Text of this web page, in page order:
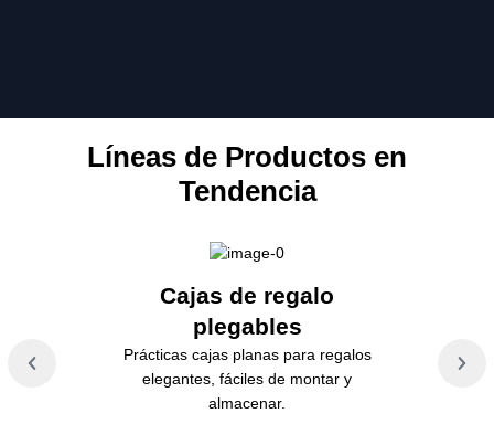
Líneas de Productos en
Tendencia
Cajas de regalo
plegables
Prácticas cajas planas para regalos
elegantes, fáciles de montar y
almacenar.